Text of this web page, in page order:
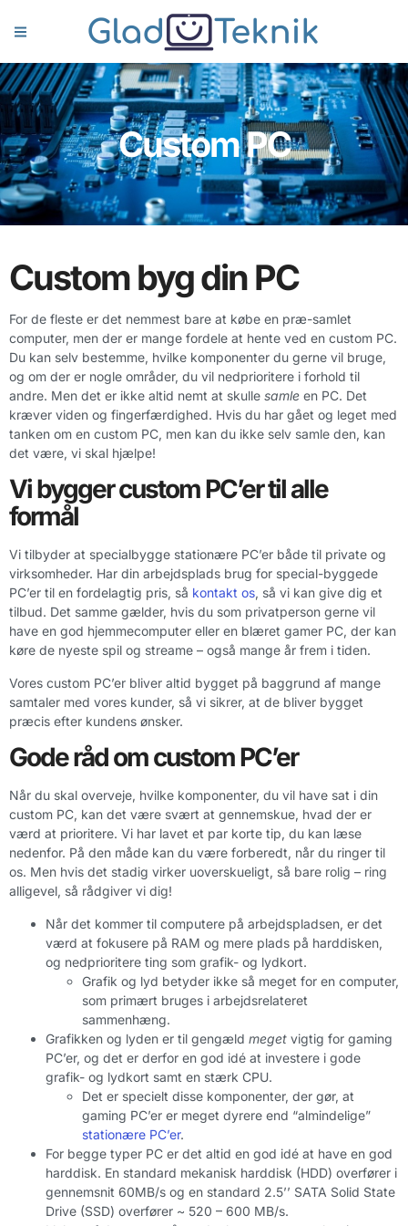
Custom PC
Custom byg din PC
For de fleste er det nemmest bare at købe en præ-samlet
computer, men der er mange fordele at hente ved en custom PC.
Du kan selv bestemme, hvilke komponenter du gerne vil bruge,
og om der er nogle områder, du vil nedprioritere i forhold til
andre. Men det er ikke altid nemt at skulle samle en PC. Det
kræver viden og fingerfærdighed. Hvis du har gået og leget med
tanken om en custom PC, men kan du ikke selv samle den, kan
det være, vi skal hjælpe!
Vi bygger custom PC’er til alle
formål
Vi tilbyder at specialbygge stationære PC’er både til private og
virksomheder. Har din arbejdsplads brug for special-byggede
PC’er til en fordelagtig pris, så kontakt os, så vi kan give dig et
tilbud. Det samme gælder, hvis du som privatperson gerne vil
have en god hjemmecomputer eller en blæret gamer PC, der kan
køre de nyeste spil og streame – også mange år frem i tiden.
Vores custom PC’er bliver altid bygget på baggrund af mange
samtaler med vores kunder, så vi sikrer, at de bliver bygget
præcis efter kundens ønsker.
Gode råd om custom PC’er
Når du skal overveje, hvilke komponenter, du vil have sat i din
custom PC, kan det være svært at gennemskue, hvad der er
værd at prioritere. Vi har lavet et par korte tip, du kan læse
nedenfor. På den måde kan du være forberedt, når du ringer til
os. Men hvis det stadig virker uoverskueligt, så bare rolig – ring
alligevel, så rådgiver vi dig!
Når det kommer til computere på arbejdspladsen, er det
værd at fokusere på RAM og mere plads på harddisken,
og nedprioritere ting som grafik- og lydkort.
Grafik og lyd betyder ikke så meget for en computer,
som primært bruges i arbejdsrelateret
sammenhæng.
Grafikken og lyden er til gengæld meget vigtig for gaming
PC’er, og det er derfor en god idé at investere i gode
grafik- og lydkort samt en stærk CPU.
Det er specielt disse komponenter, der gør, at
gaming PC’er er meget dyrere end “almindelige”
stationære PC’er.
For begge typer PC er det altid en god idé at have en god
harddisk. En standard mekanisk harddisk (HDD) overfører i
gennemsnit 60MB/s og en standard 2.5’’ SATA Solid State
Drive (SSD) overfører ~ 520 – 600 MB/s.